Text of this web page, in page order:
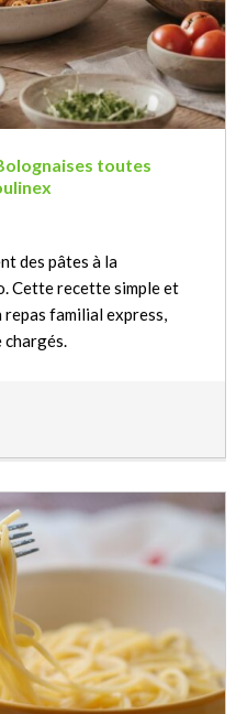
toutes
des pâtes à la
Cette recette simple et
familial express,
chargés.